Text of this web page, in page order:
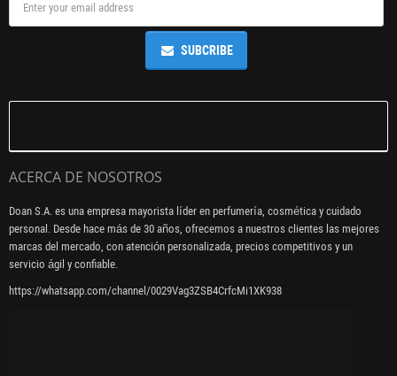
SUBCRIBE
ACERCA DE NOSOTROS
Doan S.A. es una empresa mayorista líder en perfumería, cosmética y cuidado
personal. Desde hace más de 30 años, ofrecemos a nuestros clientes las mejores
marcas del mercado, con atención personalizada, precios competitivos y un
servicio ágil y confiable.
https://whatsapp.com/channel/0029Vag3ZSB4CrfcMi1XK938